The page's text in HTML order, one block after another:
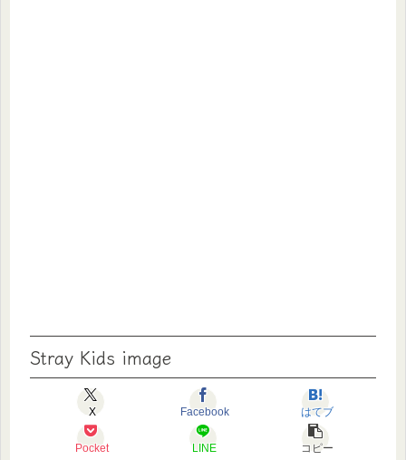
Stray Kids image
X Facebook はてブ
Pocket LINE コピー